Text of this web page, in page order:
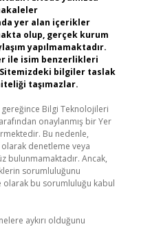
yer alan içerikler
olup, gerçek kurum
yapılmamaktadır.
ile isim benzerlikleri
bilgiler taslak
taşımazlar.
gereğince Bilgi Teknolojileri
onaylanmış bir Yer
Bu nedenle,
denetleme veya
bulunmamaktadır. Ancak,
sorumluluğunu
olarak bu sorumluluğu kabul
aykırı olduğunu